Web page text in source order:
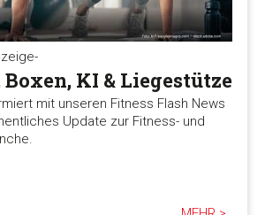
KI & Liegestütze
mit unseren Fitness Flash News
Update zur Fitness- und